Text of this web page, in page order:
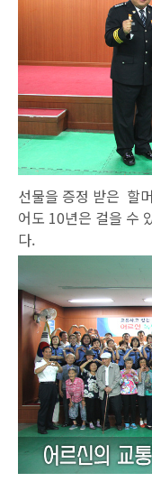
선물을 증정 받은 할
어도 10년은 걸을 수
다.